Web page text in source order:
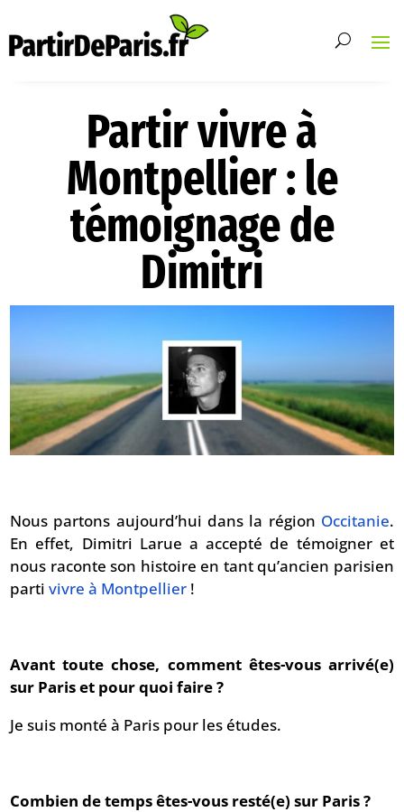
Partir vivre à
Montpellier : le
témoignage de
Dimitri
Nous partons aujourd’hui dans la région Occitanie.
En effet, Dimitri Larue a accepté de témoigner et
nous raconte son histoire en tant qu’ancien parisien
partivivre à Montpellier !
Avant toute chose, comment êtes-vous arrivé(e)
sur Paris et pour quoi faire ?
Je suis monté à Paris pour les études.
Combien de temps êtes-vous resté(e) sur Paris ?